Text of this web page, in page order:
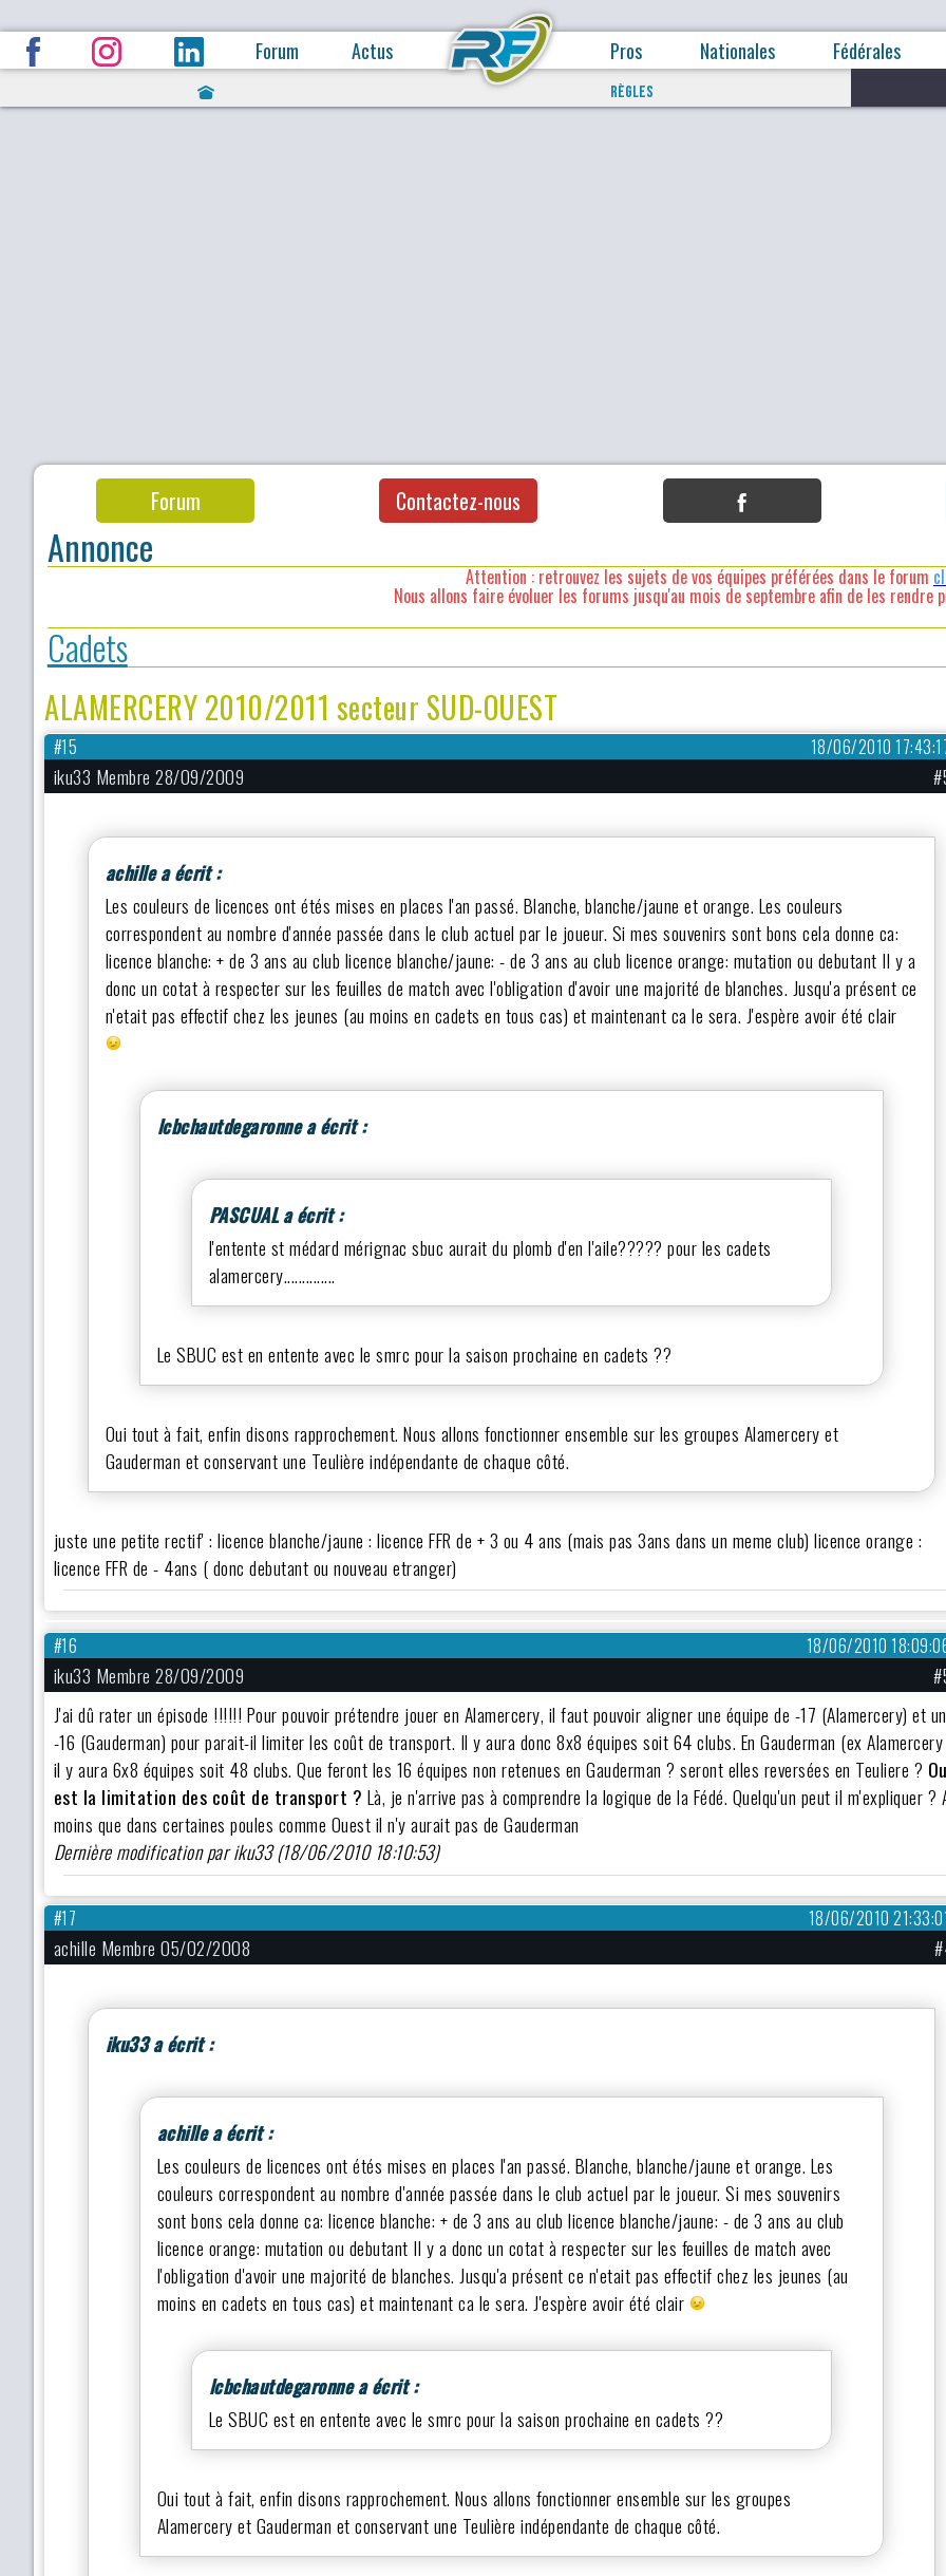
Forum Actus Pros Nationales Fédérales
RÈGLES
Forum Contactez-nous
Annonce
Attention : retrouvez les sujets de vos équipes préférées dans le forum
Nous allons faire évoluer les forums jusqu'au mois de septembre afin de les rendre
Cadets
ALAMERCERY 2010/2011 secteur SUD-OUEST
18/06/2010
#15
iku33 Membre 28/09/2009
achille a écrit :
Les couleurs de licences ont étés mises en places l'an passé. Blanche, blanche/jaune et orange. Les couleurs
correspondent au nombre d'année passée dans le club actuel par le joueur. Si mes souvenirs sont bons cela donne ca:
licence blanche: + de 3 ans au club licence blanche/jaune: - de 3 ans au club licence orange: mutation ou debutant Il y a
donc un cotat à respecter sur les feuilles de match avec l'obligation d'avoir une majorité de blanches. Jusqu'a présent ce
n'etait pas effectif chez les jeunes (au moins en cadets en tous cas) et maintenant ca le sera. J'espère avoir été clair
lcbchautdegaronne a écrit :
PASCUAL a écrit :
l'entente st médard mérignac sbuc aurait du plomb d'en l'aile????? pour les cadets
alamercery..............
Le SBUC est en entente avec le smrc pour la saison prochaine en cadets ??
Oui tout à fait, enfin disons rapprochement. Nous allons fonctionner ensemble sur les groupes Alamercery et
Gauderman et conservant une Teulière indépendante de chaque côté.
juste une petite rectif' : licence blanche/jaune : licence FFR de + 3 ou 4 ans (mais pas 3ans dans un meme club) licence orange :
licence FFR de - 4ans ( donc debutant ou nouveau etranger)
18/06/2010
#16
iku33 Membre 28/09/2009
J'ai dû rater un épisode !!!!!! Pour pouvoir prétendre jouer en Alamercery, il faut pouvoir aligner une équipe de -17 (Alamercery) et
-16 (Gauderman) pour parait-il limiter les coût de transport. Il y aura donc 8x8 équipes soit 64 clubs. En Gauderman (ex
il y aura 6x8 équipes soit 48 clubs. Que feront les 16 équipes non retenues en Gauderman ? seront elles reversées en Teuliere ? Ou
est la limitation des coût de transport ? Là, je n'arrive pas à comprendre la logique de la Fédé. Quelqu'un peut il m'expliquer ?
moins que dans certaines poules comme Ouest il n'y aurait pas de Gauderman
Dernière modification par iku33 (18/06/2010 18:10:53)
18/06/2010
#17
achille Membre 05/02/2008
iku33 a écrit :
achille a écrit :
Les couleurs de licences ont étés mises en places l'an passé. Blanche, blanche/jaune et orange. Les
couleurs correspondent au nombre d'année passée dans le club actuel par le joueur. Si mes souvenirs
sont bons cela donne ca: licence blanche: + de 3 ans au club licence blanche/jaune: - de 3 ans au club
licence orange: mutation ou debutant Il y a donc un cotat à respecter sur les feuilles de match avec
l'obligation d'avoir une majorité de blanches. Jusqu'a présent ce n'etait pas effectif chez les jeunes (au
moins en cadets en tous cas) et maintenant ca le sera. J'espère avoir été clair
lcbchautdegaronne a écrit :
Le SBUC est en entente avec le smrc pour la saison prochaine en cadets ??
Oui tout à fait, enfin disons rapprochement. Nous allons fonctionner ensemble sur les groupes
Alamercery et Gauderman et conservant une Teulière indépendante de chaque côté.